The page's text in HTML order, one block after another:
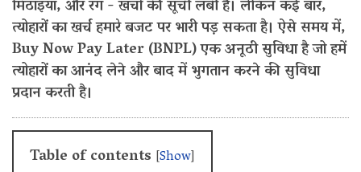
मिठाइयाँ, और रंग - खर्चों की सूची लंबी है। लेकिन कई बार,
त्योहारों का खर्च हमारे बजट पर भारी पड़ सकता है। ऐसे समय में,
Buy Now Pay Later (BNPL) एक अनूठी सुविधा है जो हमें
त्योहारों का आनंद लेने और बाद में भुगतान करने की सुविधा
प्रदान करती है।
Table of contents [Show]